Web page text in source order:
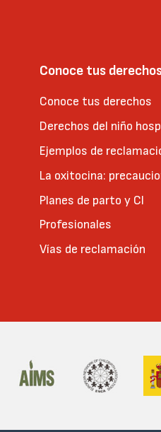
Conoce tus
Conoce tus derechos
Derechos del niño
Ejemplos de
La oxitocina:
Planes de parto y CI
Profesionales
Vías de reclamación